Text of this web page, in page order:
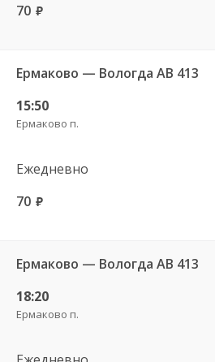
70 руб.
Ермаково — Вологда АВ 413
15:50
Ермаково п.
Ежедневно
70 руб.
Ермаково — Вологда АВ 413
18:20
Ермаково п.